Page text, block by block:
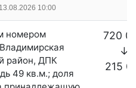
13.08.2026 10:00
номером
район, ДПК
49 кв.м.; доля
720
↓
215